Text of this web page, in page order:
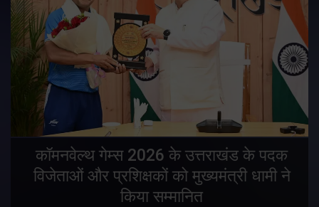
कॉमनवेल्थ गेम्स 2026 के उत्तराखंड के पदक
विजेताओं और प्रशिक्षकों को मुख्यमंत्री धामी ने
किया सम्मानित